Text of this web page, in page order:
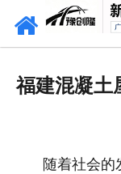
福建混凝土
随着社会的发